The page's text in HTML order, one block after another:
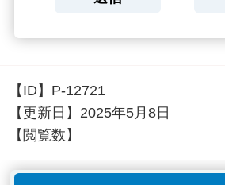
【ID】 P-12721
【更新日】 2025年5月8日
【閲覧数】